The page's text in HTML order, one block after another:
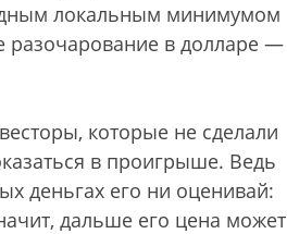
локальным минимумом
разочарование в долларе —
которые не сделали
в проигрыше. Ведь
деньгах его ни оценивай:
дальше его цена может